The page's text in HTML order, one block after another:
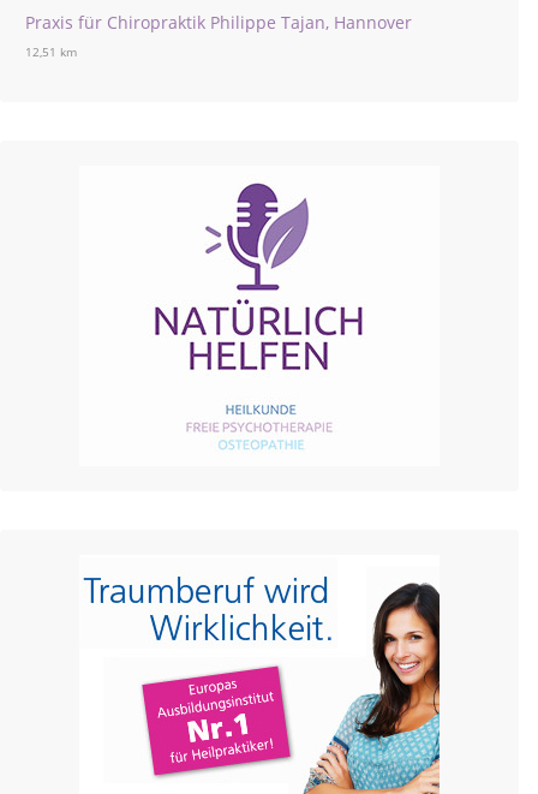
Praxis für Chiropraktik Philippe Tajan, Hannover
12,51 km